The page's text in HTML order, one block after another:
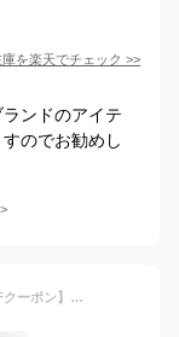
を楽天でチェック >>
ンドのアイテ
のでお勧めし
【20時〜ポイント最大52倍＆最大2000円OFFクーポン】シチズン アテッサ ACT Line アクトライン AT8181-63W メンズ 腕時計 ソーラー 電波 クロノグラフ グリーン